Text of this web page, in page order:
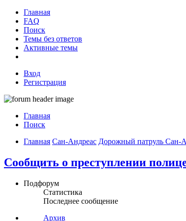
Главная
FAQ
Поиск
Темы без ответов
Активные темы
Вход
Регистрация
Главная
Поиск
Главная Сан-Андреас Дорожный патруль Сан-
Сообщить о преступлении
Подфорум
Статистика
Последнее сообщение
Архив